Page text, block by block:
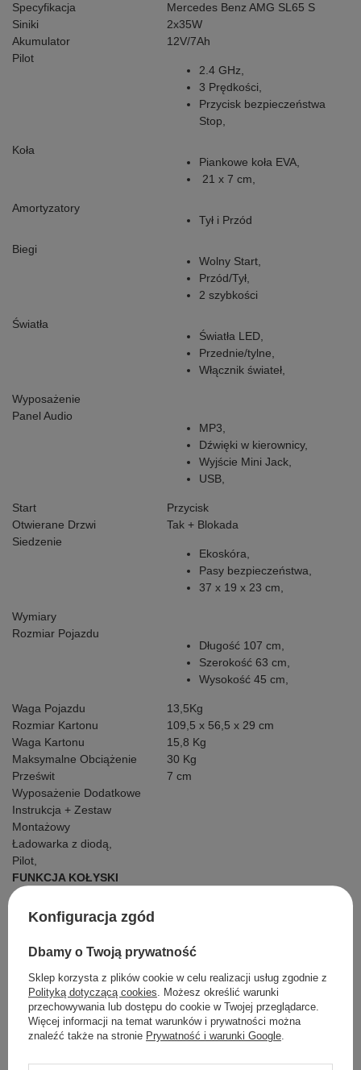
Specyfikacja
Mercedes Benz AMG SL65 S
Siniki
2x35W
Akumulator
12V/7Ah
Pilot
2.4 GHz,
3 Prędkości,
Przycisk bezpieczeństwa
Stop,
Koła
Piankowe koła EVA,
21 x 7 cm,
Amortyzatory
Tył i Przód
Biegi
Wolny Start,
Przód/Tył,
2 szybkości
Światła
Światła LED,
Przednie/tylne,
Włącznik świateł,
Wyposażenie
Panel Audio
MP3,
Dźwięki w kierownicy,
Wyjście Mini Jack,
USB,
Start
Przycisk
Otwierane Drzwi
Tak + Blokada
Siedzenie
Ekoskóra,
Pasy bezpieczeństwa,
37 x 19 x 23 cm,
Wymiary
Rozmiar Pojazdu
Długość 107 cm,
Szerokość 63 cm,
Wysokość 45 cm,
Waga Pojazdu
13,5Kg
Rozmiar Kartonu
109,5 x 56,5 x 29 cm
Waga Kartonu
15,8 Kg
Maksymalne Obciążenie
30 Kg
Prześwit
7 cm
Wyposażenie Dodatkowe
Instrukcja + Zestaw
Montażowy
Ładowarka z diodą,
Pilot,
FUNKCJA KOŁYSKI
Opinie
Konfiguracja zgód
Dbamy o Twoją prywatność
Sklep korzysta z plików cookie w celu realizacji usług zgodnie z
Polityką dotyczącą cookies . Możesz określić warunki
przechowywania lub dostępu do cookie w Twojej przeglądarce.
Więcej informacji na temat warunków i prywatności można
znaleźć także na stronie Prywatność i warunki Google